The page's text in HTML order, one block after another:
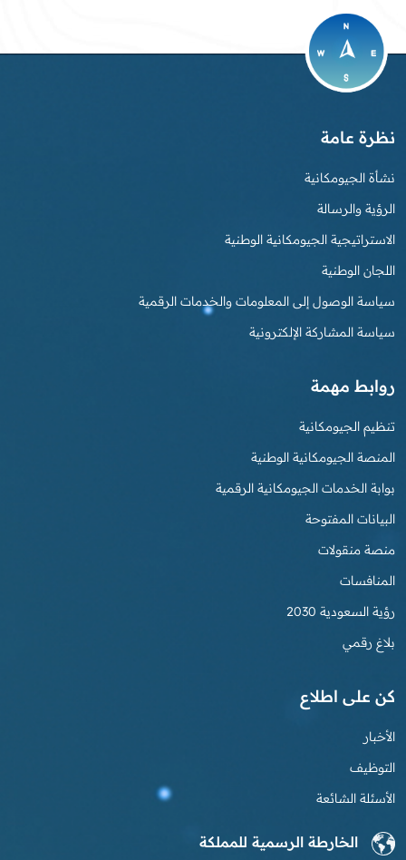
نظرة عامة
نشأة الجيومكانية
الرؤية والرسالة
الاستراتيجية الجيومكانية الوطنية
اللجان الوطنية
سياسة الوصول إلى المعلومات والخدمات الرقمية
سياسة المشاركة الإلكترونية
روابط مهمة
تنظيم الجيومكانية
المنصة الجيومكانية الوطنية
بوابة الخدمات الجيومكانية الرقمية
البيانات المفتوحة
منصة منقولات
المنافسات
رؤية السعودية 2030
بلاغ رقمي
كن على اطلاع
الأخبار
التوظيف
الأسئلة الشائعة
الخارطة الرسمية للمملكة